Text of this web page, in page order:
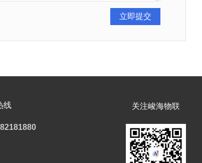
线 关注峻海物联